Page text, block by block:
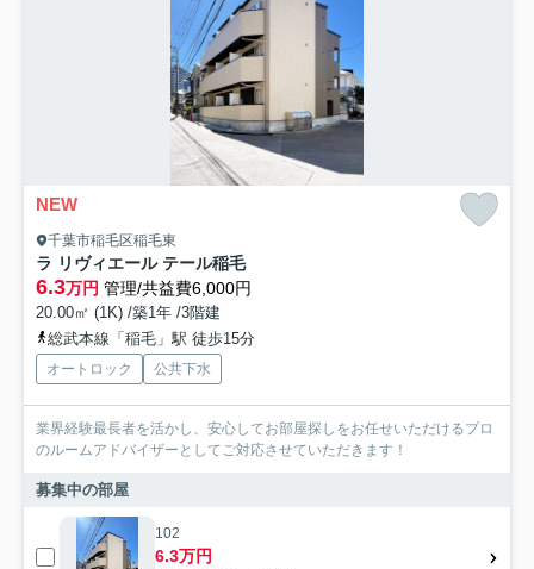
NEW
千葉市稲毛区稲毛東
ラ リヴィエール テール稲毛
6.3万円 管理/共益費6,000円
20.00㎡ (1K) /築1年 /3階建
総武本線「稲毛」駅 徒歩15分
オートロック 公共下水
業界経験最長者を活かし、安心してお部屋探しをお任せいただけるプロ
のルームアドバイザーとしてご対応させていただきます！
募集中の部屋
102
6.3万円